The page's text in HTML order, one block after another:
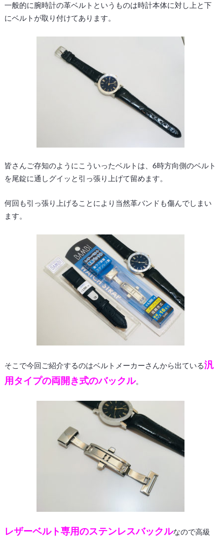
一般的に腕時計の革ベルトというものは時計本体に対し上と下
にベルトが取り付けてあります。
皆さんご存知のようにこういったベルトは、6時方向側のベルト
を尾錠に通しグイッと引っ張り上げて留めます。
何回も引っ張り上げることにより当然革バンドも傷んでしまい
ます。
そこで今回ご紹介するのはベルトメーカーさんから出ている汎
用タイプの両開き式のバックル。
レザーベルト専用のステンレスバックルなので高級